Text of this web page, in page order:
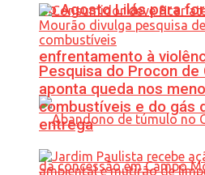
do Agosto Lilás para
enfrentamento à
Pesquisa do Procon de
aponta queda nos
combustíveis e do gás
entrega